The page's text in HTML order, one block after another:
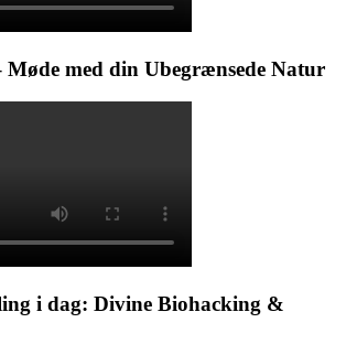
med din Ubegrænsede Natur
i dag: Divine Biohacking &